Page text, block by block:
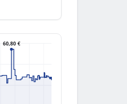
60,80 €